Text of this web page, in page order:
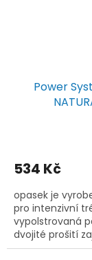
Power
534 Kč
opasek je
pro intenzivní
vypolstrovaná
dvojité prošití